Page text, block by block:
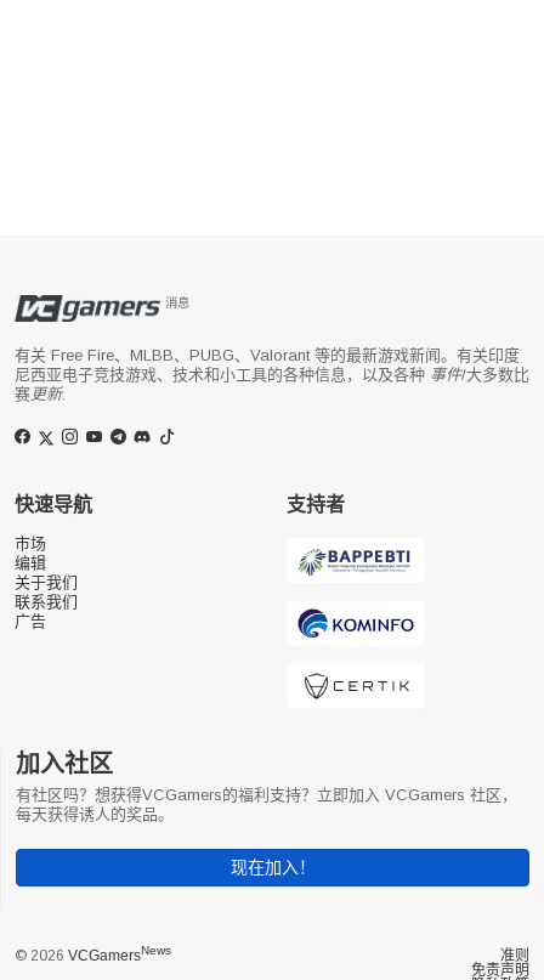
消息
有关 Free Fire、MLBB、PUBG、Valorant 等的最新游戏新闻。有关印度
尼西亚电子竞技游戏、技术和小工具的各种信息，以及各种 事件/大多数比
赛 更新.
快速导航
市场
编辑
关于我们
联系我们
广告
支持者
加入社区
有社区吗？想获得VCGamers的福利支持？立即加入 VCGamers 社区，
每天获得诱人的奖品。
现在加入！
© 2026 VCGamersNews
准则
免责声明